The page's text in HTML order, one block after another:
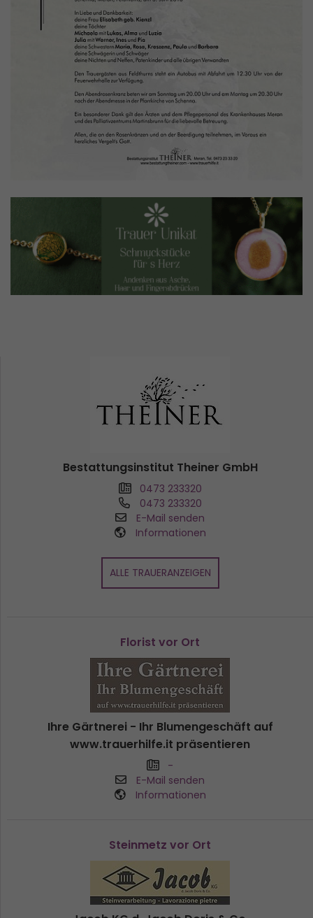
Bestattungsinstitut Theiner GmbH
0473 233320
0473 233320
E-Mail senden
Informationen
ALLE TRAUERANZEIGEN
Florist vor Ort
Ihre Gärtnerei - Ihr Blumengeschäft auf
www.trauerhilfe.it präsentieren
-
E-Mail senden
Informationen
Steinmetz vor Ort